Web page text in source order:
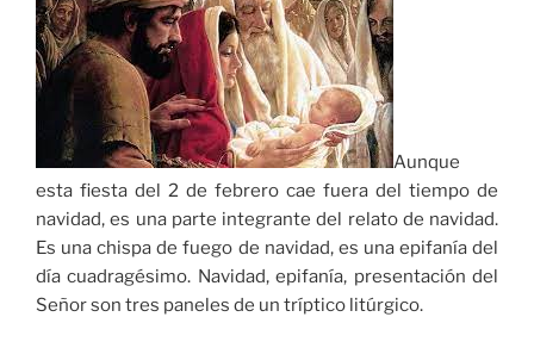
Aunque
esta fiesta del 2 de febrero cae fuera del tiempo de
navidad, es una parte integrante del relato de navidad.
Es una chispa de fuego de navidad, es una epifanía del
día cuadragésimo. Navidad, epifanía, presentación del
Señor son tres paneles de un tríptico litúrgico.